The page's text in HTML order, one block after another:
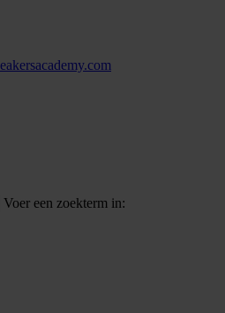
Voer een zoekterm in: